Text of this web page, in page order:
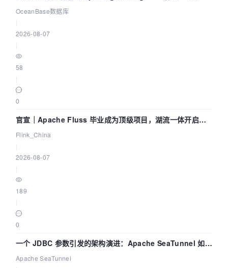
Agent 既当运动员又
OceanBase数据库
2026-08-07
58
0
官宣｜Apache Fluss 毕业成为顶级项目，湖流一体开启
Agentic Lake 全面实时化时代
Flink_China
2026-08-07
189
0
一个 JDBC 参数引发的架构演进：Apache SeaTunnel 如何
解决数据同步中的“定时 Flush”难题
Apache SeaTunnel